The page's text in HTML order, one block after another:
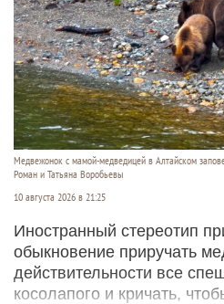
Медвежонок с мамой-медведицей в Алтайском
Роман и Татьяна Воробьевы
10 августа 2026 в 21:25
Иностранный стереотип
обыкновение приручать
действительности все
косолапого и кричать,